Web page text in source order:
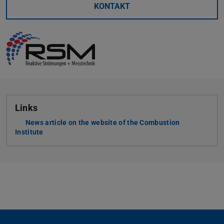
KONTAKT
Links
News article on the website of the Combustion
Institute